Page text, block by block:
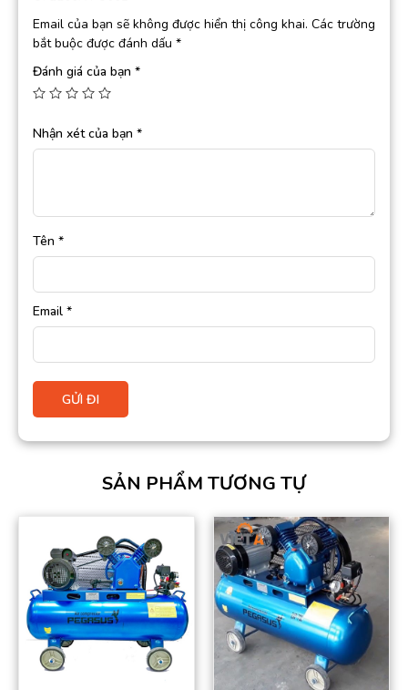
Email của bạn sẽ không được hiển thị công khai. Các trường
bắt buộc được đánh dấu *
Đánh giá của bạn *
Nhận xét của bạn *
Tên *
Email *
SẢN PHẨM TƯƠNG TỰ